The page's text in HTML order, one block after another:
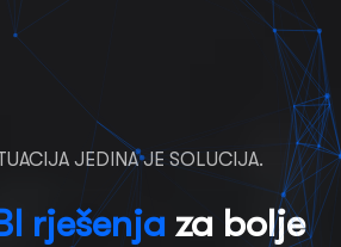
JEDINA JE SOLUCIJA.
rješenja za bolje